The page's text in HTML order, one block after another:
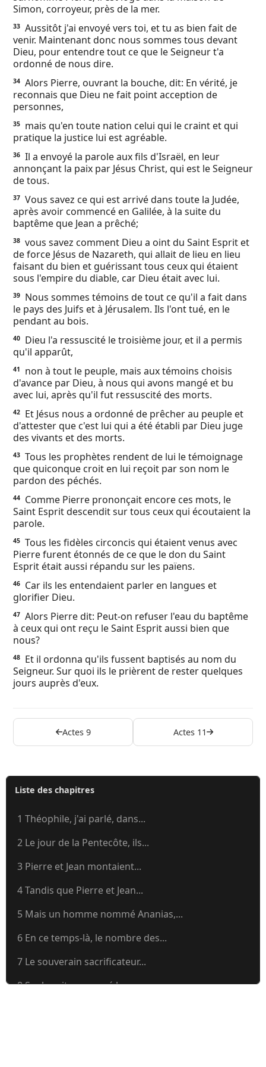
Simon, corroyeur, près de la mer.
33 Aussitôt j'ai envoyé vers toi, et tu as bien fait de
venir. Maintenant donc nous sommes tous devant
Dieu, pour entendre tout ce que le Seigneur t'a
ordonné de nous dire.
34 Alors Pierre, ouvrant la bouche, dit: En vérité, je
reconnais que Dieu ne fait point acception de
personnes,
35
mais qu'en toute nation celui qui le craint et qui
pratique la justice lui est agréable.
36 Il a envoyé la parole aux fils d'Israël, en leur
annonçant la paix par Jésus Christ, qui est le Seigneur
de tous.
37 Vous savez ce qui est arrivé dans toute la Judée,
après avoir commencé en Galilée, à la suite du
baptême que Jean a prêché;
38 vous savez comment Dieu a oint du Saint Esprit et
de force Jésus de Nazareth, qui allait de lieu en lieu
faisant du bien et guérissant tous ceux qui étaient
sous l'empire du diable, car Dieu était avec lui.
39
Nous sommes témoins de tout ce qu'il a fait dans
le pays des Juifs et à Jérusalem. Ils l'ont tué, en le
pendant au bois.
40
Dieu l'a ressuscité le troisième jour, et il a permis
qu'il apparût,
41
non à tout le peuple, mais aux témoins choisis
d'avance par Dieu, à nous qui avons mangé et bu
avec lui, après qu'il fut ressuscité des morts.
42
Et Jésus nous a ordonné de prêcher au peuple et
d'attester que c'est lui qui a été établi par Dieu juge
des vivants et des morts.
43 Tous les prophètes rendent de lui le témoignage
que quiconque croit en lui reçoit par son nom le
pardon des péchés.
44
Comme Pierre prononçait encore ces mots, le
Saint Esprit descendit sur tous ceux qui écoutaient la
parole.
45 Tous les fidèles circoncis qui étaient venus avec
Pierre furent étonnés de ce que le don du Saint
Esprit était aussi répandu sur les païens.
46
Car ils les entendaient parler en langues et
glorifier Dieu.
47 Alors Pierre dit: Peut-on refuser l'eau du baptême
à ceux qui ont reçu le Saint Esprit aussi bien que
nous?
48
Et il ordonna qu'ils fussent baptisés au nom du
Seigneur. Sur quoi ils le prièrent de rester quelques
jours auprès d'eux.
Actes 9 Actes 11
Liste des chapitres
1 Théophile, j'ai parlé, dans...
2 Le jour de la Pentecôte, ils...
3 Pierre et Jean montaient...
4 Tandis que Pierre et Jean...
5 Mais un homme nommé Ananias,...
6 En ce temps-là, le nombre des...
7 Le souverain sacrificateur...
8 Saul avait approuvé le...